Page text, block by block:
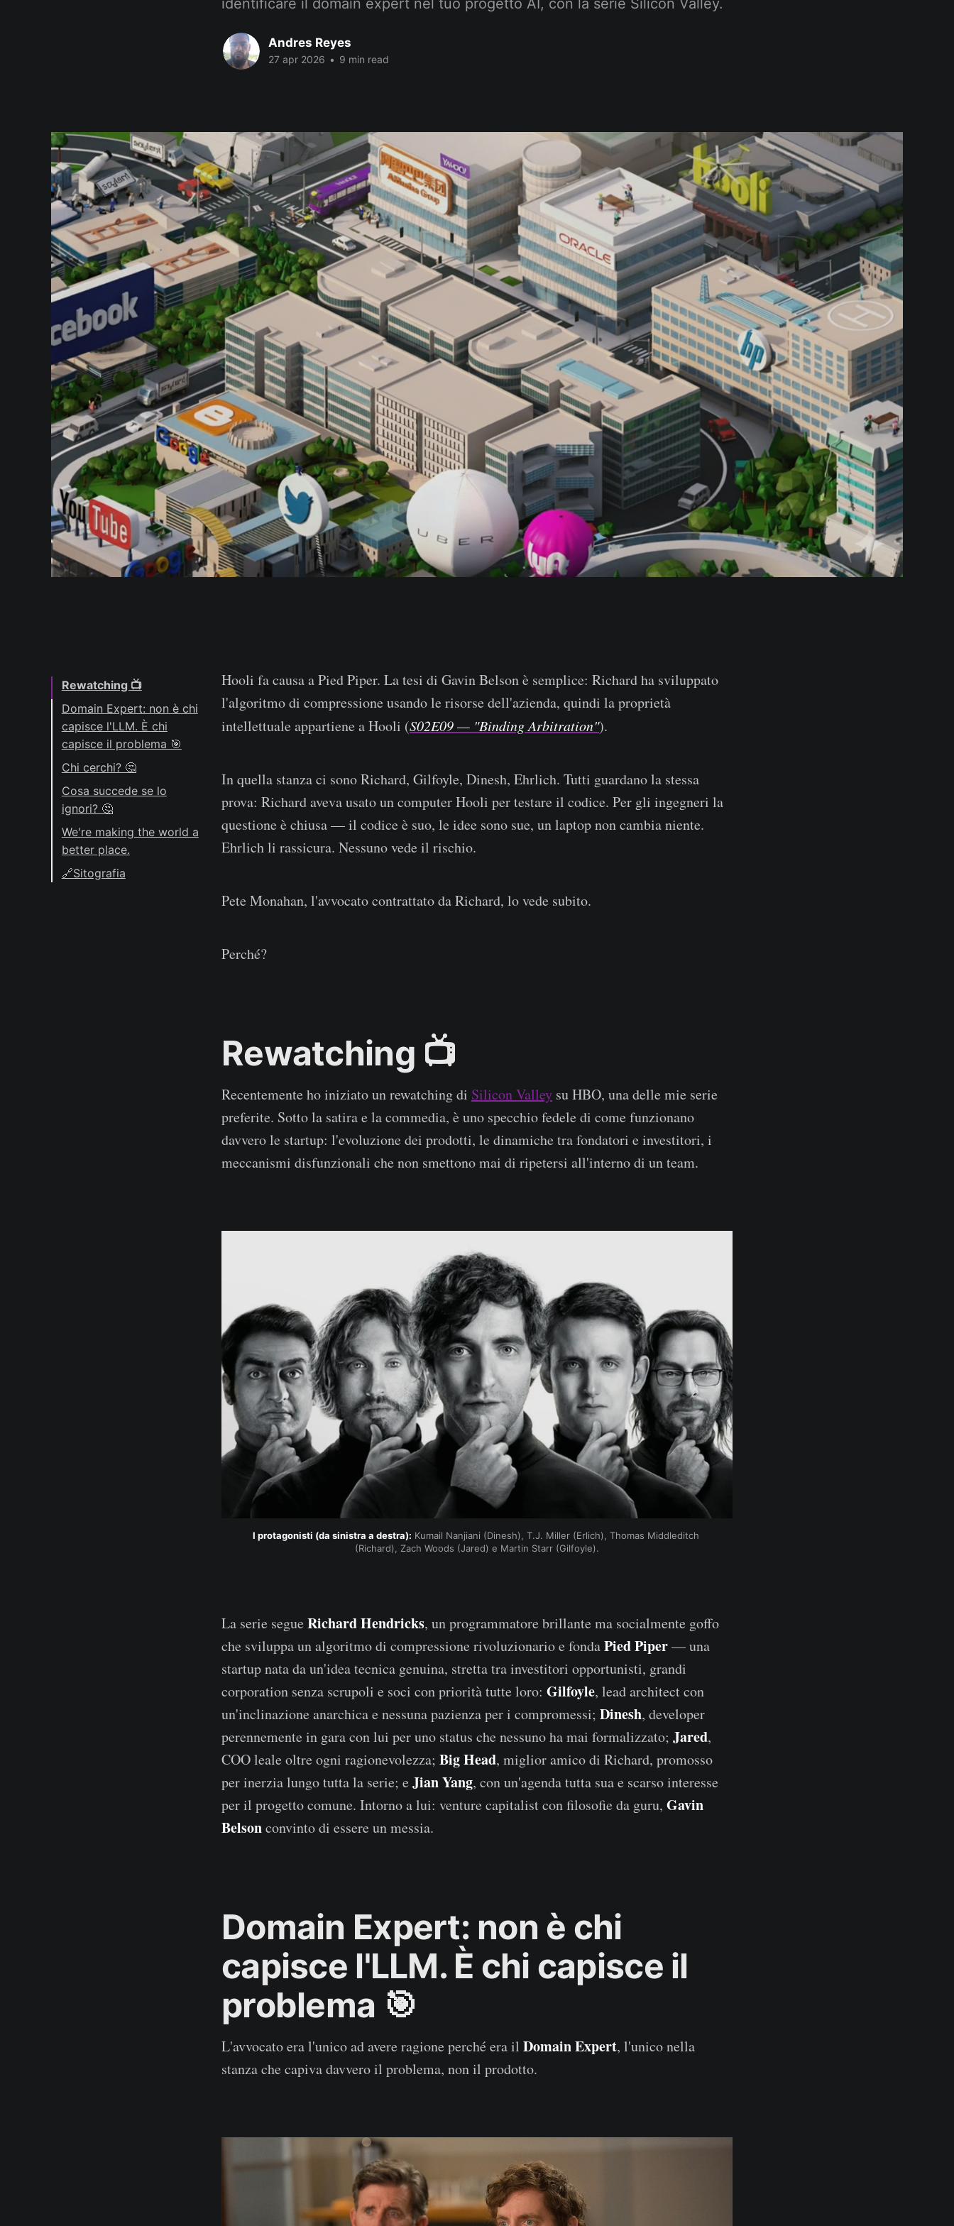
Andres Reyes
27 apr 2026 • 9 min read
Rewatching 📺
Domain Expert: non è chi
capisce l'LLM. È chi
capisce il problema 🎯
Chi cerchi? 🤔
Cosa succede se lo
ignori? 🤔
Il rischio Gavin
Belson
Se sei Richard, hai
già la risposta — e la
We're making the world a
better place.
🔗Sitografia
Hooli fa causa a Pied Piper. La tesi di Gavin Belson è semplice: Richard ha sviluppato
l'algoritmo di compressione usando le risorse dell'azienda, quindi la proprietà
intellettuale appartiene a Hooli (S02E09 — "Binding Arbitration").
In quella stanza ci sono Richard, Gilfoyle, Dinesh, Ehrlich. Tutti guardano la stessa
prova: Richard aveva usato un computer Hooli per testare il codice. Per gli ingegneri la
questione è chiusa — il codice è suo, le idee sono sue, un laptop non cambia niente.
Ehrlich li rassicura. Nessuno vede il rischio.
Pete Monahan, l'avvocato contrattato da Richard, lo vede subito.
Perché?
Rewatching 📺
Recentemente ho iniziato un rewatching di Silicon Valley su HBO, una delle mie serie
preferite. Sotto la satira e la commedia, è uno specchio fedele di come funzionano
davvero le startup: l'evoluzione dei prodotti, le dinamiche tra fondatori e investitori, i
meccanismi disfunzionali che non smettono mai di ripetersi all'interno di un team.
I protagonisti (da sinistra a destra): Kumail Nanjiani (Dinesh), T.J. Miller (Erlich), Thomas Middleditch
(Richard), Zach Woods (Jared) e Martin Starr (Gilfoyle).
La serie segue Richard Hendricks, un programmatore brillante ma socialmente goffo
che sviluppa un algoritmo di compressione rivoluzionario e fondaPied Piper— una
startup nata da un'idea tecnica genuina, stretta tra investitori opportunisti, grandi
corporation senza scrupoli e soci con priorità tutte loro: Gilfoyle, lead architect con
un'inclinazione anarchica e nessuna pazienza per i compromessi; Dinesh, developer
perennemente in gara con lui per uno status che nessuno ha mai formalizzato; Jared,
COO leale oltre ogni ragionevolezza; Big Head, miglior amico di Richard, promosso
per inerzia lungo tutta la serie; e Jian Yang, con un'agenda tutta sua e scarso interesse
per il progetto comune. Intorno a lui: venture capitalist con filosofie da guru, Gavin
Belsonconvinto di essere un messia.
Domain Expert: non è chi
capisce l'LLM. È chi capisce il
problema 🎯
L'avvocato era l'unico ad avere ragione perché era il Domain Expert, l'unico nella
stanza che capiva davvero il problema, non il prodotto.